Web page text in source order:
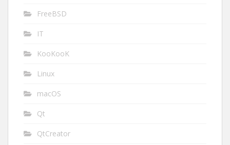
FreeBSD
IT
KooKooK
Linux
macOS
Qt
QtCreator